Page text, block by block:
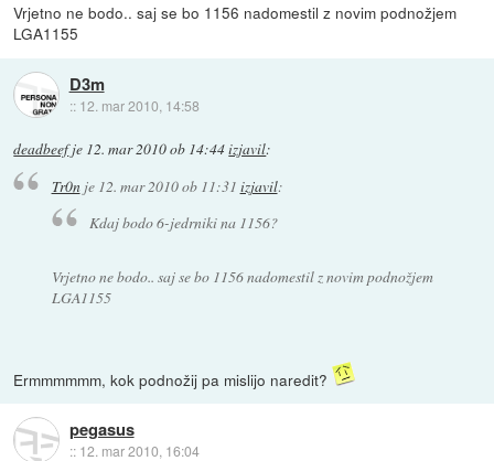
Vrjetno ne bodo.. saj se bo 1156 nadomestil z novim podnožjem
LGA1155
D3m
:: 12. mar 2010, 14:58
deadbeefje 12. mar 2010 ob 14:44izjavil:
Tr0nje 12. mar 2010 ob 11:31 izjavil:
Kdaj bodo 6-jedrniki na 1156?
Vrjetno ne bodo.. saj se bo 1156 nadomestil z novim podnožjem
LGA1155
Ermmmmmm, kok podnožij pa mislijo naredit?
pegasus
:: 12. mar 2010, 16:04